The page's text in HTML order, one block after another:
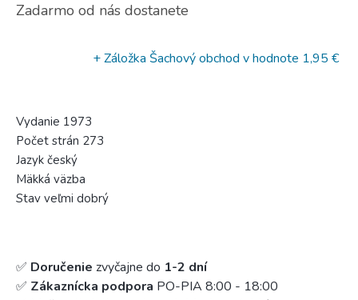
Zadarmo od nás dostanete
+ Záložka Šachový obchod v hodnote 1,95 €
Vydanie 1973
Počet strán 273
Jazyk český
Mäkká väzba
Stav veľmi dobrý
✅ Doručenie zvyčajne do 1-2 dní
✅ Zákaznícka podpora PO-PIA 8:00 - 18:00